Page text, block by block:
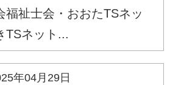
福祉士会・おおたTSネッ
TSネット...
年04月29日